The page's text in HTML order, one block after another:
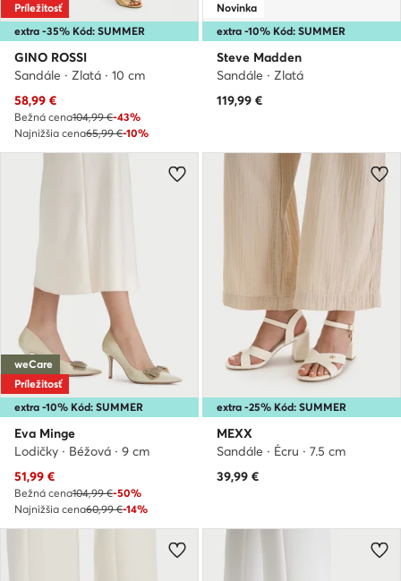
extra -35% Kód: SUMMER
Príležitosť
GINO ROSSI
Sandále · Zlatá · 10 cm
Aktuálna cena
58,99 €
Bežná cena104,99 €-43%
Najnižšia cena65,99 €-10%
extra -10% Kód: SUMMER
Novinka
Steve Madden
Sandále · Zlatá
119,99 €
extra -10% Kód: SUMMER
weCare
Príležitosť
Eva Minge
Lodičky · Béžová · 9 cm
Aktuálna cena
51,99 €
Bežná cena104,99 €-50%
Najnižšia cena60,99 €-14%
extra -25% Kód: SUMMER
MEXX
Sandále · Écru · 7.5 cm
39,99 €